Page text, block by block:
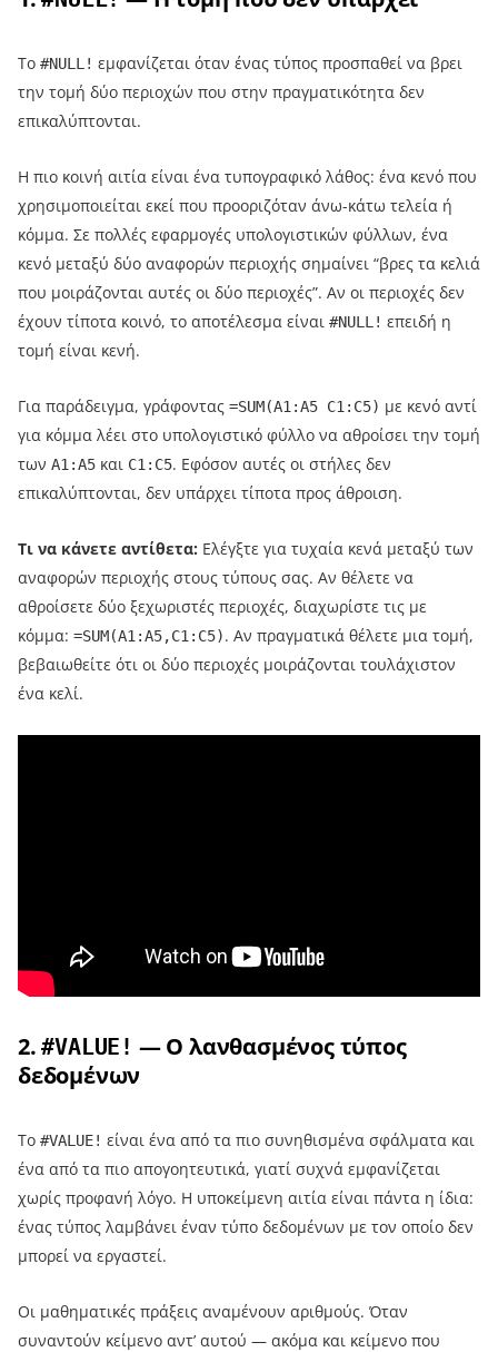
Το #NULL! εμφανίζεται όταν ένας τύπος προσπαθεί να βρει
την τομή δύο περιοχών που στην πραγματικότητα δεν
επικαλύπτονται.
Η πιο κοινή αιτία είναι ένα τυπογραφικό λάθος: ένα κενό που
χρησιμοποιείται εκεί που προοριζόταν άνω-κάτω τελεία ή
κόμμα. Σε πολλές εφαρμογές υπολογιστικών φύλλων, ένα
κενό μεταξύ δύο αναφορών περιοχής σημαίνει “βρες τα κελιά
που μοιράζονται αυτές οι δύο περιοχές”. Αν οι περιοχές δεν
έχουν τίποτα κοινό, το αποτέλεσμα είναι #NULL! επειδή η
τομή είναι κενή.
Για παράδειγμα, γράφοντας =SUM(A1:A5 C1:C5) με κενό αντί
για κόμμα λέει στο υπολογιστικό φύλλο να αθροίσει την τομή
των A1:A5 και C1:C5. Εφόσον αυτές οι στήλες δεν
επικαλύπτονται, δεν υπάρχει τίποτα προς άθροιση.
Τι να κάνετε αντίθετα: Ελέγξτε για τυχαία κενά μεταξύ των
αναφορών περιοχής στους τύπους σας. Αν θέλετε να
αθροίσετε δύο ξεχωριστές περιοχές, διαχωρίστε τις με
κόμμα: =SUM(A1:A5,C1:C5). Αν πραγματικά θέλετε μια τομή,
βεβαιωθείτε ότι οι δύο περιοχές μοιράζονται τουλάχιστον
ένα κελί.
2.#VALUE! — Ο λανθασμένος τύπος
δεδομένων
Το #VALUE! είναι ένα από τα πιο συνηθισμένα σφάλματα και
ένα από τα πιο απογοητευτικά, γιατί συχνά εμφανίζεται
χωρίς προφανή λόγο. Η υποκείμενη αιτία είναι πάντα η ίδια:
ένας τύπος λαμβάνει έναν τύπο δεδομένων με τον οποίο δεν
μπορεί να εργαστεί.
Οι μαθηματικές πράξεις αναμένουν αριθμούς. Όταν
συναντούν κείμενο αντ’ αυτού — ακόμα και κείμενο που